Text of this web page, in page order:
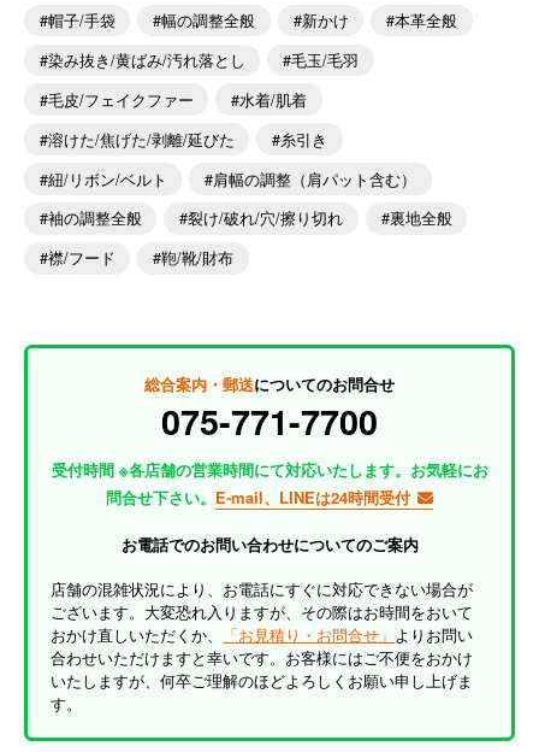
帽子/手袋
幅の調整全般 新かけ
本革全般
染み抜き/黄ばみ/汚れ落とし
毛玉/毛羽
毛皮/フェイクファー
水着/肌着
溶けた/焦げた/剥離/延びた
糸引き
紐/リボン/ベルト
肩幅の調整（肩パット含む）
袖の調整全般
裂け/破れ/穴/擦り切れ
裏地全般
襟/フード
鞄/靴/財布
総合案内・郵送についてのお問合せ
075-771-7700
受付時間 ※各店舗の営業時間にて対応いたします。お気軽にお
問合せ下さい。 E-mail、LINEは24時間受付
お電話でのお問い合わせについてのご案内
店舗の混雑状況により、お電話にすぐに対応できない場合が
ございます。大変恐れ入りますが、その際はお時間をおいて
おかけ直しいただくか、
「お見積り・お問合せ」 よりお問い
合わせいただけますと幸いです。お客様にはご不便をおかけ
いたしますが、何卒ご理解のほどよろしくお願い申し上げま
す。